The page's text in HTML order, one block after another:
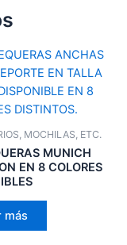
MOCHILAS, ETC.
MUNICH
EN 8 COLORES
más